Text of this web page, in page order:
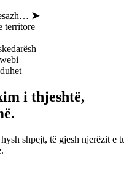
➤
territore
i thjeshtë,
shpejt, të gjesh njerëzit e